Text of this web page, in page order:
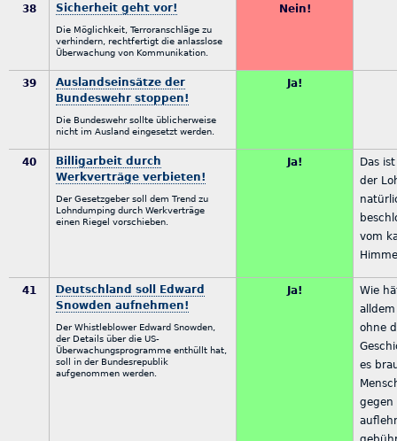
38 Sicherheit geht vor!
Die Möglichkeit, Terroranschläge zu
verhindern, rechtfertigt die anlasslose
Überwachung von Kommunikation.
Nein!
39
Auslandseinsätze der
Bundeswehr stoppen!
Die Bundeswehr sollte üblicherweise
nicht im Ausland eingesetzt werden.
Ja!
40
Billigarbeit durch
Werkverträge verbieten!
Der Gesetzgeber soll dem Trend zu
Lohndumping durch Werkverträge
einen Riegel vorschieben.
Ja!
Das
der
vom
41
Deutschland soll Edward
Snowden aufnehmen!
Der Whistleblower Edward Snowden,
der Details über die US-
Überwachungsprogramme enthüllt hat,
soll in der Bundesrepublik
aufgenommen werden.
Ja!
Wie
ohne
es
gegen